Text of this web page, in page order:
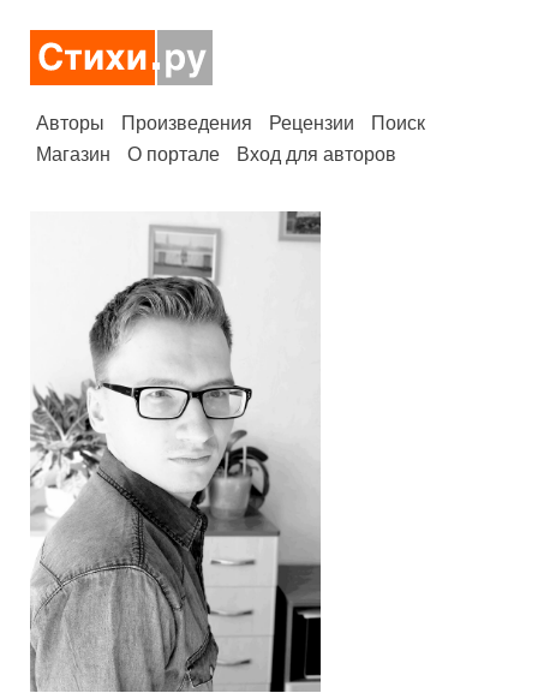
Авторы Произведения Рецензии
Поиск
Магазин
О портале Вход для авторов